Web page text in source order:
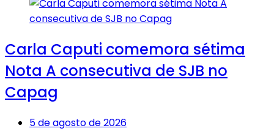
Carla Caputi comemora sétima
Nota A consecutiva de SJB no
Capag
5 de agosto de 2026